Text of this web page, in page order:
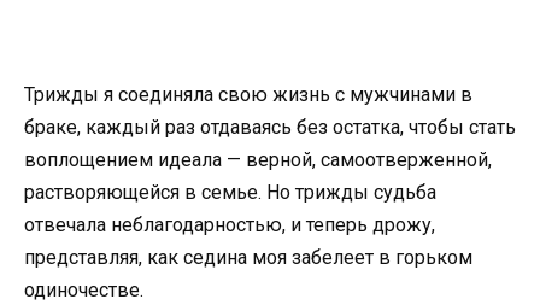
Трижды я соединяла свою жизнь с мужчинами в
браке, каждый раз отдаваясь без остатка, чтобы стать
воплощением идеала — верной, самоотверженной,
растворяющейся в семье. Но трижды судьба
отвечала неблагодарностью, и теперь дрожу,
представляя, как седина моя забелеет в горьком
одиночестве.